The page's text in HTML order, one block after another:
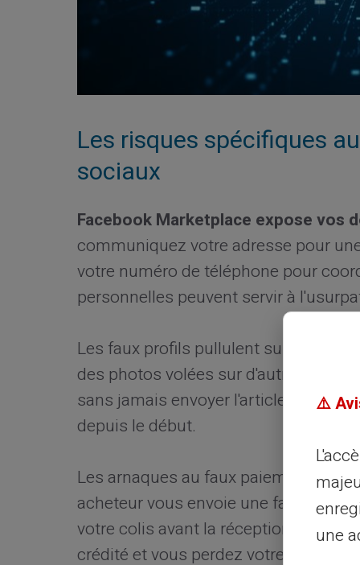
Les risques spécifiques
sociaux
Facebook Marketplace expose vos
communiquez votre adresse pour
votre numéro de téléphone pour
personnelles peuvent servir à
Les faux profils pullulent sur toutes
des photos volées sur d'autres sites.
sans jamais envoyer l'article. Vous
depuis le début.
Les arnaques au faux paiement se
acheteur vous envoie une fausse
votre colis avant la réception
crédité et vous perdez votre article.
⚠️
une